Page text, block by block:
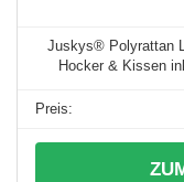
Juskys® Polyrattan
Hocker & Kissen